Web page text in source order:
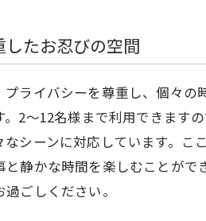
たお忍びの空間
プライバシーを尊重し、個々の
。2〜12名様まで利用できます
シーンに対応しています。こ
と静かな時間を楽しむことがで
ごしください。